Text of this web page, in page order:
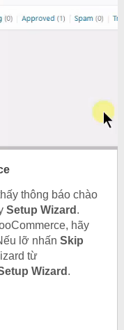
thông báo chào
Setup Wizard .
hãy
lỡ nhấn Skip
từ
Wizard .